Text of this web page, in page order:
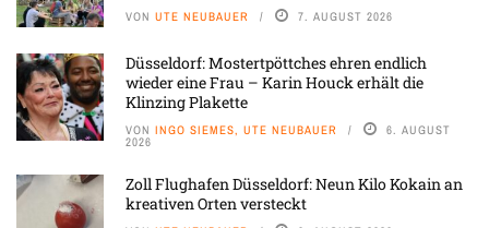
VON UTE NEUBAUER 7. AUGUST 2026
Düsseldorf: Mostertpöttches ehren endlich
wieder eine Frau – Karin Houck erhält die
Klinzing Plakette
VON INGO SIEMES, UTE NEUBAUER 6. AUGUST
2026
Zoll Flughafen Düsseldorf: Neun Kilo Kokain an
kreativen Orten versteckt